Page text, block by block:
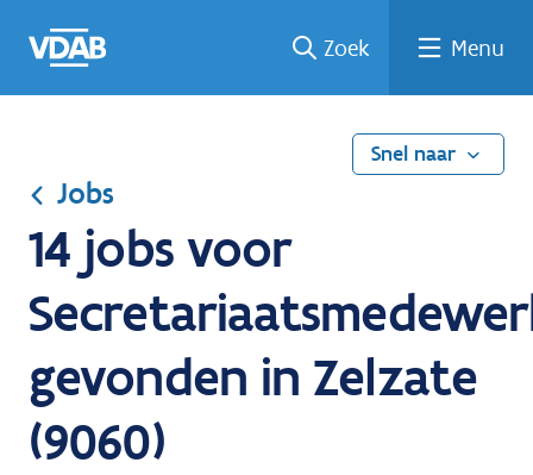
naar
een
een
job
naar
Zoek Menu
Snel naar
Jobs
14 jobs voor
gevonden in Zelzate
(9060)